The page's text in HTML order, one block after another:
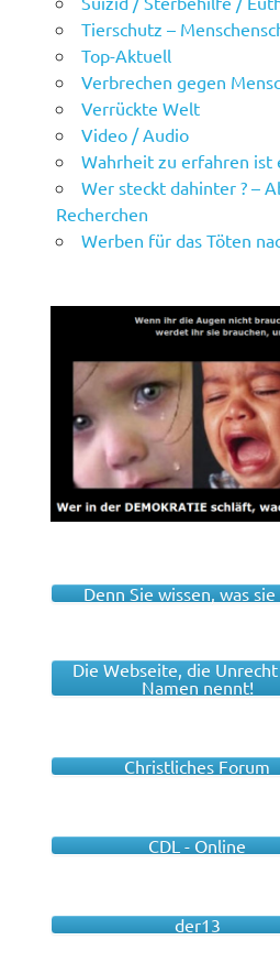
Tierschutz –
Top-Aktuell
Verbrechen gegen
Verrückte Welt
Video / Audio
Wahrheit zu erfahren ist
Wer steckt dahinter ? –
Recherchen
Werben für das Töten
Denn Sie wissen, was
Die Webseite, die
Namen nennt!
Christliches Forum
CDL - Online
der13